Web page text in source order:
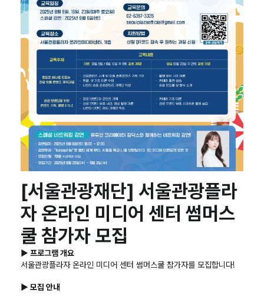
[서울관광재단] 서울관광플라
자 온라인 미디어 센터 썸머스
쿨 참가자 모집
▶ 프로그램 개요
서울관광플라자 온라인 미디어 센터 썸머스쿨 참가자를 모집합니다!
▶ 모집 안내